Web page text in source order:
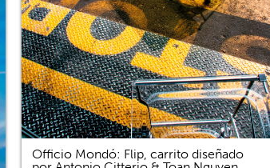
Officio Mondó: Flip, carrito diseñado